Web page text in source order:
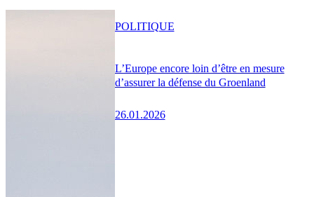
L’Europe encore loin d’être en mesure
d’assurer la défense du Groenland
26.01.2026
POLITIQUE